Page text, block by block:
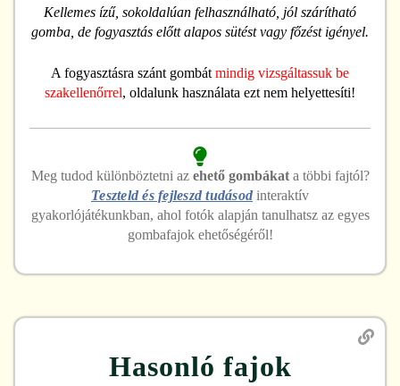
Kellemes ízű, sokoldalúan felhasználható, jól szárítható
gomba, de fogyasztás előtt alapos sütést vagy főzést igényel.
A fogyasztásra szánt gombát mindig vizsgáltassuk be
szakellenőrrel, oldalunk használata ezt nem helyettesíti!
Meg tudod különböztetni az ehetőgombákata többi fajtól?
Teszteld és fejleszd tudásod interaktív
gyakorlójátékunkban, ahol fotók alapján tanulhatsz az egyes
gombafajok ehetőségéről!
Hasonló fajok